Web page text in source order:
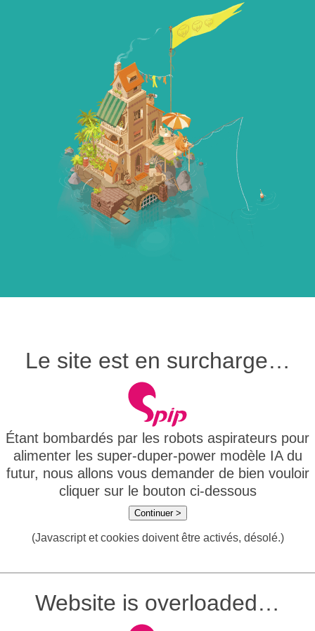
Le site est en surcharge…
Étant bombardés par les robots aspirateurs pour
alimenter les super-duper-power modèle IA du
futur, nous allons vous demander de bien vouloir
cliquer sur le bouton ci-dessous
Continuer >
(Javascript et cookies doivent être activés, désolé.)
Website is overloaded…